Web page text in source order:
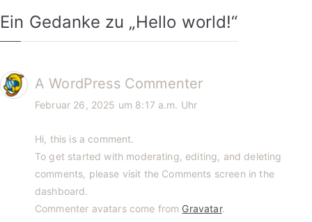
Ein Gedanke zu „Hello world!“
A WordPress Commenter
Februar 26, 2025 um 8:17 a.m. Uhr
Hi, this is a comment.
To get started with moderating, editing, and deleting
comments, please visit the Comments screen in the
dashboard.
Commenter avatars come from Gravatar.